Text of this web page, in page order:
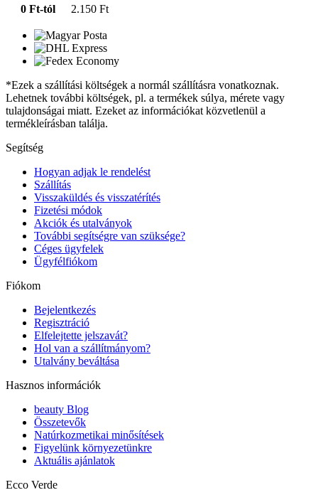
0 Ft-tól 2.150 Ft
*Ezek a szállítási költségek a normál szállításra vonatkoznak.
Lehetnek további költségek, pl. a termékek súlya, mérete vagy
tulajdonságai miatt. Ezeket az információkat közvetlenül a
termékleírásban találja.
Segítség
Hogyan adjak le rendelést
Szállítás
Visszaküldés és visszatérítés
Fizetési módok
Akciók és utalványok
További segítségre van szüksége?
Céges ügyfelek
Ügyfélfiókom
Fiókom
Bejelentkezés
Regisztráció
Elfelejtette jelszavát?
Hol van a szállítmányom?
Utalvány beváltása
Hasznos információk
beauty Blog
Összetevők
Natúrkozmetikai minősítések
Figyelünk környezetünkre
Aktuális ajánlatok
Ecco Verde